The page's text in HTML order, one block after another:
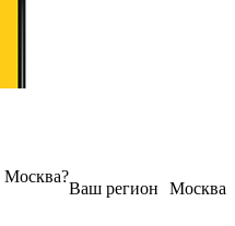
Москва
Ваш регион
Москва?